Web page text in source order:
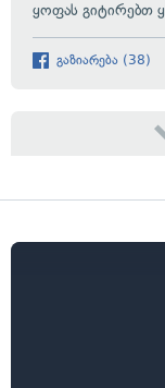
ყოფას გიტირებთ
გაზიარება (38)